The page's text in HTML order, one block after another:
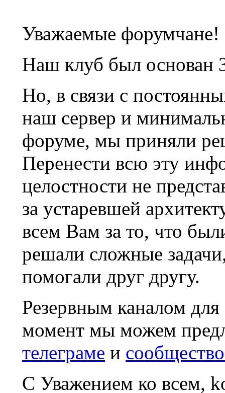
Уважаемые форумчане!
Наш клуб был основан
Но, в связи с
наш сервер и
форуме, мы приняли
Перенести всю эту
целостности не
за устаревшей
всем Вам за то, что
решали сложные
помогали друг другу.
Резервным каналом
момент мы можем
телеграме и
С Уважением ко всем,